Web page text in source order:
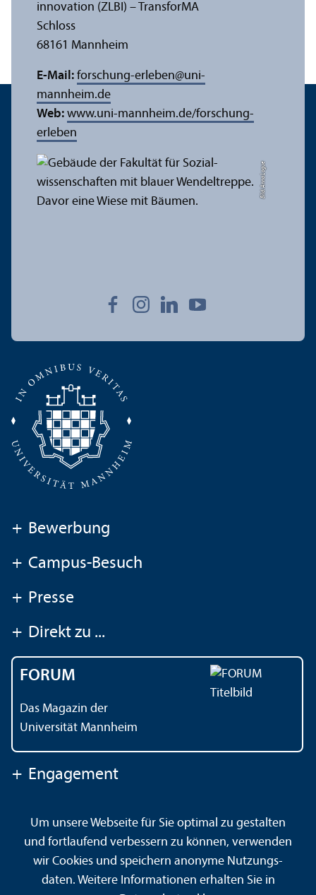
Bild: Anna Logue
innovation (ZLBI) – Trans­forMA
Schloss
68161 Mannheim
E-Mail: forschung-erleben@uni-
mannheim.de
Web: www.uni-mannheim.de/forschung-
erleben
+ Bewerbung
+ Campus-Besuch
+ Presse
+ Direkt zu ...
FORUM
Das Magazin der
Universität Mannheim
+ Engagement
Kontakt Impressum Datenschutz
Barrierefreiheit
Gebärdensprache
Leichte Sprache
Sitemap
Hausordnung
Sicherheit und Notfälle
Um unsere Webseite für Sie optimal zu gestalten
und fortlaufend verbessern zu können, verwenden
wir Cookies und speichern anonyme Nutzungs­
daten. Weitere Informationen erhalten Sie in